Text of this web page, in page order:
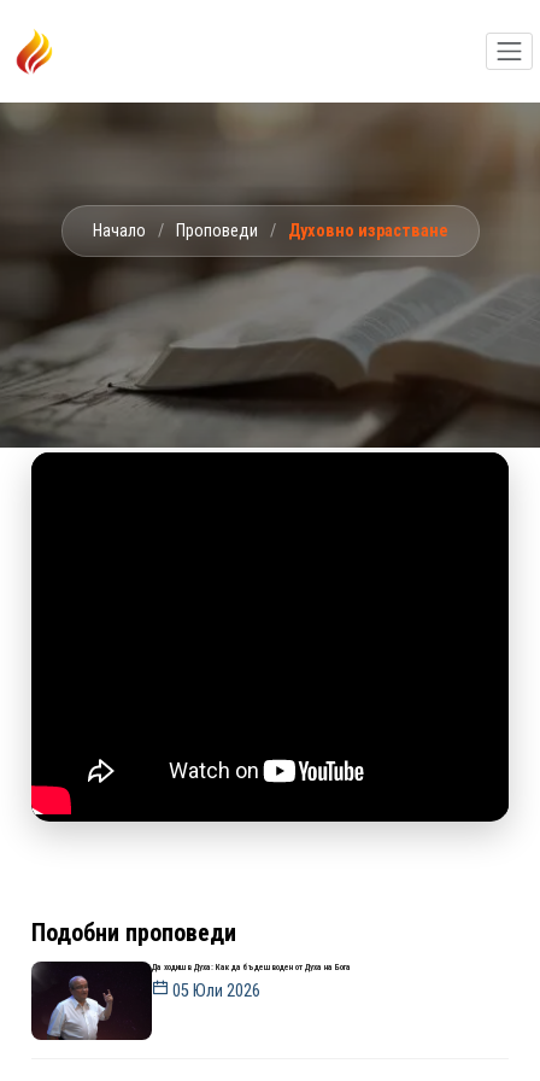
Начало / Проповеди / Духовно израстване
Подобни проповеди
Да ходиш в Духа: Как да бъдеш воден от Духа на Бога
05 Юли 2026